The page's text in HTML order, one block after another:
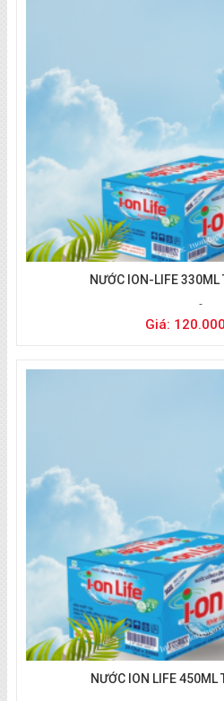
Nước Ion kiềm -Ion life
Liên hệ đặt nước: 0933 494
NƯỚC ION-LIFE 330ML
Giá:
NƯỚC ION LIFE 450ML